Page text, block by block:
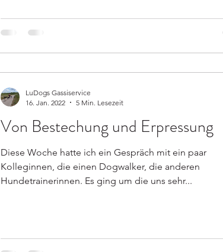
Von Bestechung und Erpressung
Diese Woche hatte ich ein Gespräch mit ein paar
Kolleginnen, die einen Dogwalker, die anderen
Hundetrainerinnen. Es ging um die uns sehr...
LuDogs Gassiservice
16. Jan. 2022
5 Min. Lesezeit